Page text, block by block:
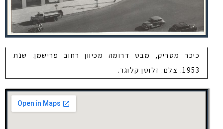
כיכר מסריק, מבט דרומה מכיוון רחוב פרישמן. שנת
1953. צלם: זלוטן קלוגר.